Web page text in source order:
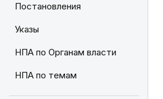
Постановления
Указы
НПА по Органам власти
НПА по темам